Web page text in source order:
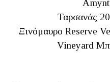
Ταρσανάς
Ξινόμαυρο Reserve
Vineyard